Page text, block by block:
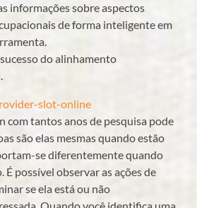
informações sobre aspectos
de forma inteligente em
do alinhamento
slot-online
com tantos anos de pesquisa pode
são elas mesmas quando estão
se diferentemente quando
É possível observar as ações de
se ela está ou não